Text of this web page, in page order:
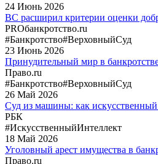
24 Июнь 2026
ВС расширил критерии оценки
PROбанкротство.ru
#Банкротство#ВерховныйСуд
23 Июнь 2026
Принудительный мир в
Право.ru
#Банкротство#ВерховныйСуд
26 Май 2026
Суд из машины: как искусственный
РБК
#ИскусственныйИнтеллект
18 Май 2026
Уголовный арест имущества в
Право.ru